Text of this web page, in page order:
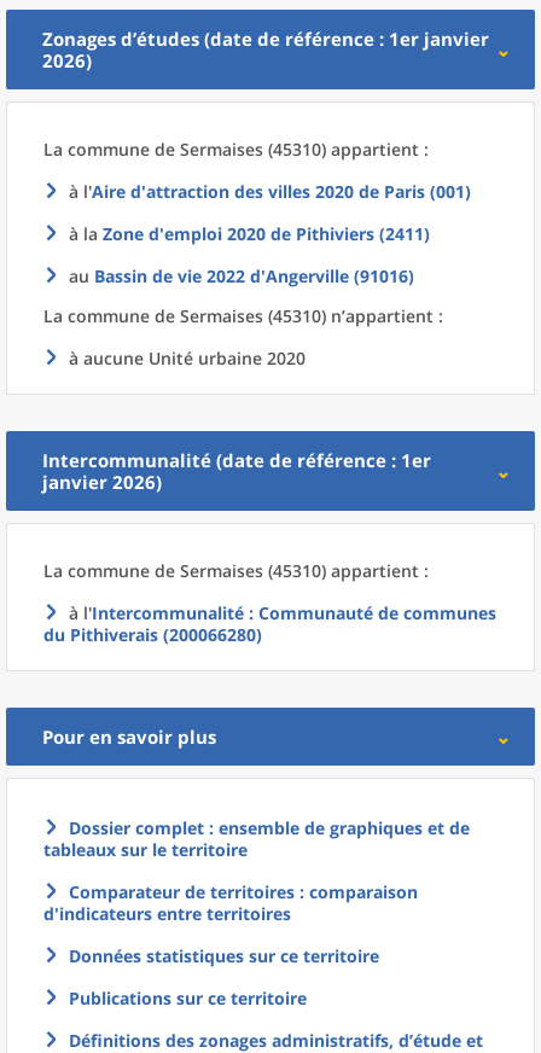
Zonages d’études (date de référence : 1er janvier
2026)
La commune de Sermaises (45310) appartient :
à l'Aire d'attraction des villes 2020 de Paris (001)
à la Zone d'emploi 2020 de Pithiviers (2411)
au Bassin de vie 2022 d'Angerville (91016)
La commune de Sermaises (45310) n’appartient :
à aucune Unité urbaine 2020
Intercommunalité (date de référence : 1er
janvier 2026)
La commune de Sermaises (45310) appartient :
à l'Intercommunalité : Communauté de communes
du Pithiverais (200066280)
Pour en savoir plus
Dossier complet : ensemble de graphiques et de
tableaux sur le territoire
Comparateur de territoires : comparaison
d'indicateurs entre territoires
Données statistiques sur ce territoire
Publications sur ce territoire
Définitions des zonages administratifs, d’étude et